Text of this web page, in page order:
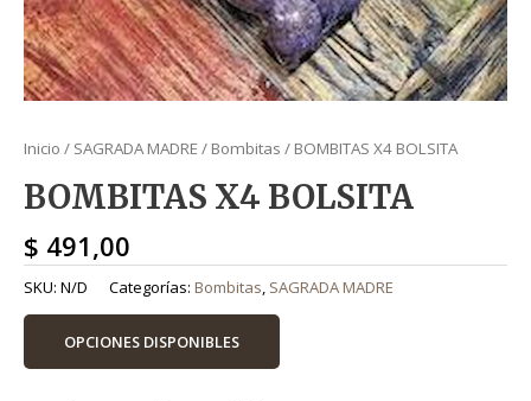
Inicio / SAGRADA MADRE / Bombitas / BOMBITAS X4 BOLSITA
BOMBITAS X4 BOLSITA
$ 491,00
SKU: N/D Categorías: Bombitas, SAGRADA MADRE
OPCIONES DISPONIBLES